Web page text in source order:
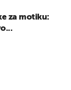
za motiku: